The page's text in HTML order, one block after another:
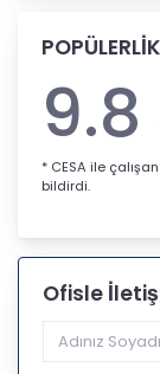
POPÜLERLİK
9.8
* CESA ile
bildirdi.
Ofisle